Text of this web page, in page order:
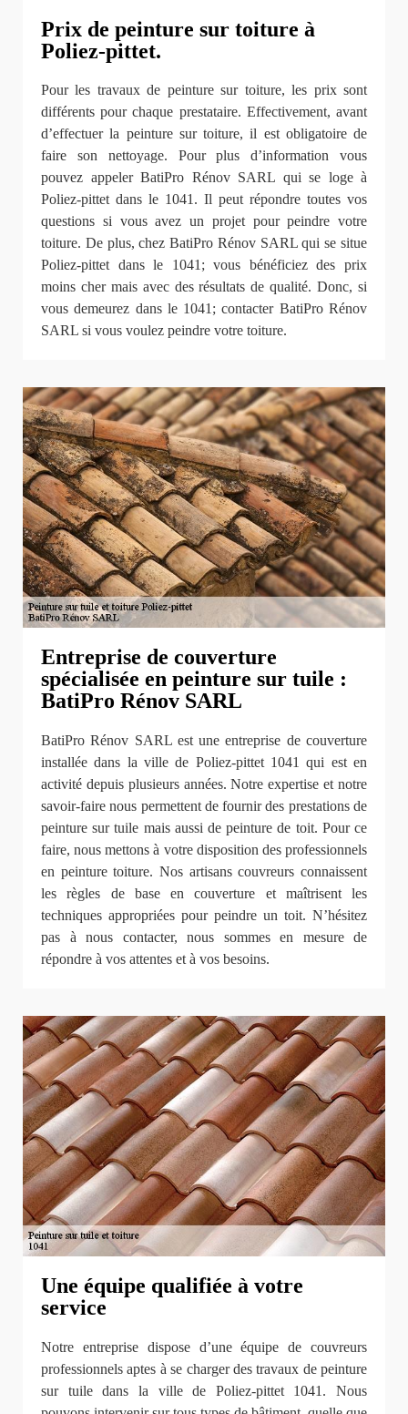
Prix de peinture sur toiture à
Poliez-pittet.
Pour les travaux de peinture sur toiture, les prix sont
différents pour chaque prestataire. Effectivement, avant
d’effectuer la peinture sur toiture, il est obligatoire de
faire son nettoyage. Pour plus d’information vous
pouvez appeler BatiPro Rénov SARL qui se loge à
Poliez-pittet dans le 1041. Il peut répondre toutes vos
questions si vous avez un projet pour peindre votre
toiture. De plus, chez BatiPro Rénov SARL qui se situe
Poliez-pittet dans le 1041; vous bénéficiez des prix
moins cher mais avec des résultats de qualité. Donc, si
vous demeurez dans le 1041; contacter BatiPro Rénov
SARL si vous voulez peindre votre toiture.
Entreprise de couverture
spécialisée en peinture sur tuile :
BatiPro Rénov SARL
BatiPro Rénov SARL est une entreprise de couverture
installée dans la ville de Poliez-pittet 1041 qui est en
activité depuis plusieurs années. Notre expertise et notre
savoir-faire nous permettent de fournir des prestations de
peinture sur tuile mais aussi de peinture de toit. Pour ce
faire, nous mettons à votre disposition des professionnels
en peinture toiture. Nos artisans couvreurs connaissent
les règles de base en couverture et maîtrisent les
techniques appropriées pour peindre un toit. N’hésitez
pas à nous contacter, nous sommes en mesure de
répondre à vos attentes et à vos besoins.
Une équipe qualifiée à votre
service
Notre entreprise dispose d’une équipe de couvreurs
professionnels aptes à se charger des travaux de peinture
sur tuile dans la ville de Poliez-pittet 1041. Nous